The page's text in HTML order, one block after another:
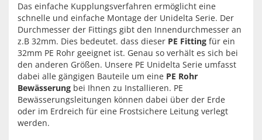
Das einfache Kupplungsverfahren ermöglicht eine
schnelle und einfache Montage der Unidelta Serie. Der
Durchmesser der Fittings gibt den Innendurchmesser an
z.B 32mm. Dies bedeutet. dass dieser PE Fitting für ein
32mm PE Rohr geeignet ist. Genau so verhält es sich bei
den anderen Größen. Unsere PE Unidelta Serie umfasst
dabei alle gängigen Bauteile um eine PE Rohr
Bewässerung bei Ihnen zu Installieren. PE
Bewässerungsleitungen können dabei über der Erde
oder im Erdreich für eine Frostsichere Leitung verlegt
werden.